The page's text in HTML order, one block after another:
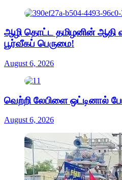
ஆழி தொட்ட தமிழனின் ஆதி
பூர்வீகப் பெருமை!
August 6, 2026
வெற்றி லேபிளை ஒட்டினால்
August 6, 2026